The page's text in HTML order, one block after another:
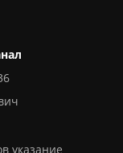
указание